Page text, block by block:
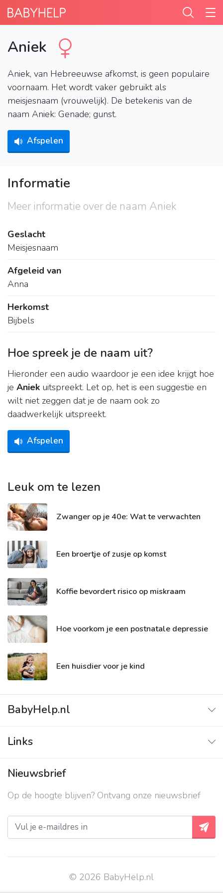
Aniek
Aniek, van Hebreeuwse afkomst, is geen populaire
voornaam. Het wordt vaker gebruikt als
meisjesnaam (vrouwelijk). De betekenis van de
naam Aniek: Genade; gunst.
Afspelen
Informatie
Meer informatie over de naam Aniek
Geslacht
Meisjesnaam
Afgeleid van
Anna
Herkomst
Bijbels
Hoe spreek je de naam uit?
Hieronder een audio waardoor je een idee krijgt hoe
je Aniek uitspreekt. Let op, het is een suggestie en
wilt niet zeggen dat je de naam ook zo
daadwerkelijk uitspreekt.
Afspelen
Leuk om te lezen
Zwanger op je 40e: Wat te verwachten
Een broertje of zusje op komst
Koffie bevordert risico op miskraam
Hoe voorkom je een postnatale depressie
Een huisdier voor je kind
BabyHelp.nl
Contact
Links
Contact
Over ons
Privacy beleid
Nieuwsbrief
Op de hoogte blijven? Ontvang onze nieuwsbrief
© 2026 BabyHelp.nl